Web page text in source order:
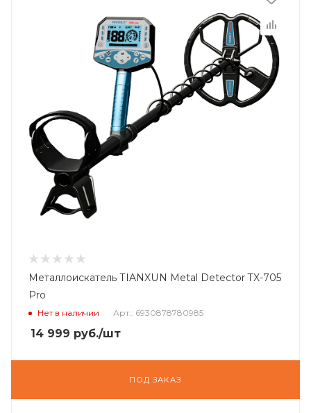
Металлоискатель TIANXUN Metal Detector TX-705
Pro
Нет в наличии Арт.: 6930878780985
14 999 руб./шт
ПОД ЗАКАЗ